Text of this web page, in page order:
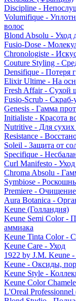
Discipline -
Volumifique -
волос
Blond Absolu - Уход
Fusio-Dose -
Chronologiste -
Couture Styling -
Densifique - Потеря
Elixir Ultime - На
Fresh Affair - Сухой
Fusio-Scrub -
Genesis - Гамма
Initialiste - Красота
Nutritive - Для сухих
Resistance -
Soleil - Защита от
Specifique -
Curl Manifesto -
Chroma Absolu -
Symbiose -
Premiere -
Aura Botanica -
Keune (Голландия)
Keune Semi Color -
аммиака
Keune Tinta Color -
Keune Care - Уход
1922 by J.M. Keune
Keune - Оксиды,
Keune Style -
Keune Color
L'Oreal